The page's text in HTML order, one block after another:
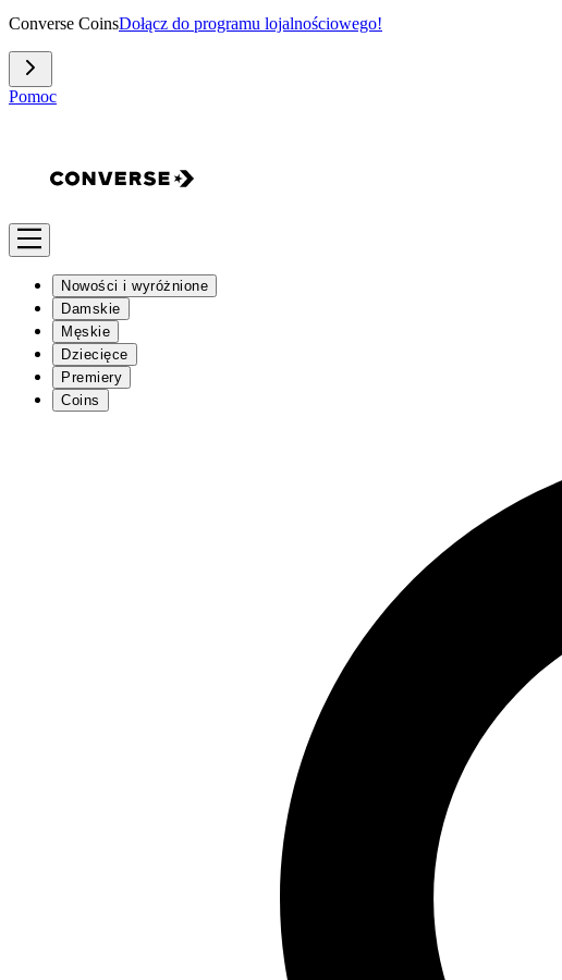
Converse CoinsDołącz do programu lojalnościowego!
Pomoc
Nowości i wyróżnione
Damskie
Męskie
Dziecięce
Premiery
Coins